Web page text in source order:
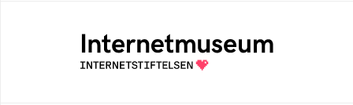
Ett digitalt museum som byggts, och kureras
av Internetstiftelsen